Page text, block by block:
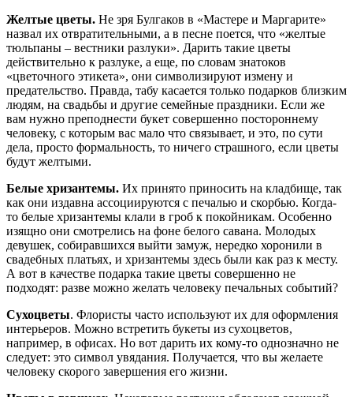
Желтые цветы. Не зря Булгаков в «Мастере и Маргарите»
назвал их отвратительными, а в песне поется, что «желтые
тюльпаны – вестники разлуки». Дарить такие цветы
действительно к разлуке, а еще, по словам знатоков
«цветочного этикета», они символизируют измену и
предательство. Правда, табу касается только подарков близким
людям, на свадьбы и другие семейные праздники. Если же
вам нужно преподнести букет совершенно постороннему
человеку, с которым вас мало что связывает, и это, по сути
дела, просто формальность, то ничего страшного, если цветы
будут желтыми.
Белые хризантемы. Их принято приносить на кладбище, так
как они издавна ассоциируются с печалью и скорбью. Когда-
то белые хризантемы клали в гроб к покойникам. Особенно
изящно они смотрелись на фоне белого савана. Молодых
девушек, собиравшихся выйти замуж, нередко хоронили в
свадебных платьях, и хризантемы здесь были как раз к месту.
А вот в качестве подарка такие цветы совершенно не
подходят: разве можно желать человеку печальных событий?
Сухоцветы. Флористы часто используют их для оформления
интерьеров. Можно встретить букеты из сухоцветов,
например, в офисах. Но вот дарить их кому-то однозначно не
следует: это символ увядания. Получается, что вы желаете
человеку скорого завершения его жизни.